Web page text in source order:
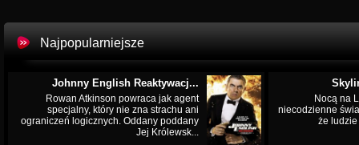
Najpopularniejsze
Johnny English Reaktywacj...
Rowan Atkinson powraca jak agent
specjalny, który nie zna strachu ani
ograniczeń logicznych. Oddany poddany
Jej Królewsk...
Nocą na
niecodzienne
że